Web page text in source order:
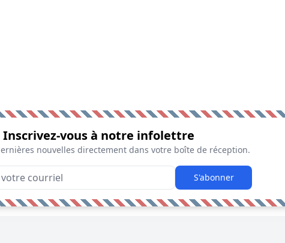
Inscrivez-vous à notre infolettre
nouvelles directement dans votre boîte de réception.
S'abonner